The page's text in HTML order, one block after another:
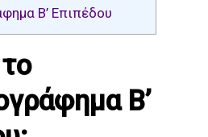
Β’ Επιπέδου
Β’